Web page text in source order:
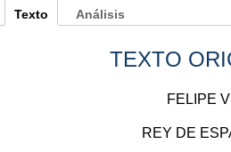
Texto
TEXTO
FELIPE VI
REY DE
Análisis